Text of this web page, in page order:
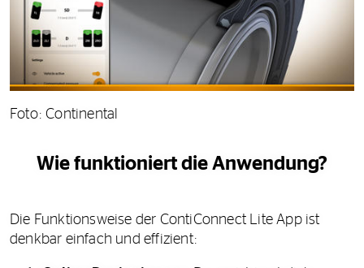
Foto: Continental
Wie funktioniert die Anwendung?
Die Funktionsweise der ContiConnect Lite App ist
denkbar einfach und effizient: